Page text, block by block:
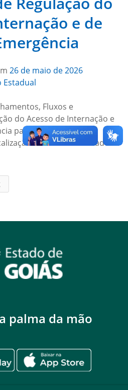
e de
26 de maio de 2026
Estadual
Fluxos e
do Acesso de Internação e
para as Unidades sob
da referida Unidade.
palma da mão